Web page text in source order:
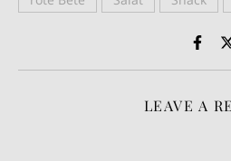
LEAVE A